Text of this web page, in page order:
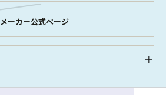
メーカー公式ページ